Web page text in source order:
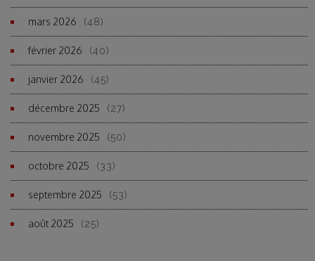
mars 2026 (48)
février 2026 (40)
janvier 2026 (45)
décembre 2025 (27)
novembre 2025 (50)
octobre 2025 (33)
septembre 2025 (53)
août 2025 (25)